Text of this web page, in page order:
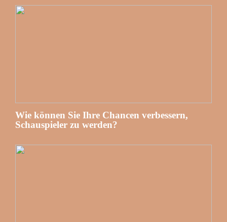
Wie können Sie Ihre Chancen verbessern,
Schauspieler zu werden?